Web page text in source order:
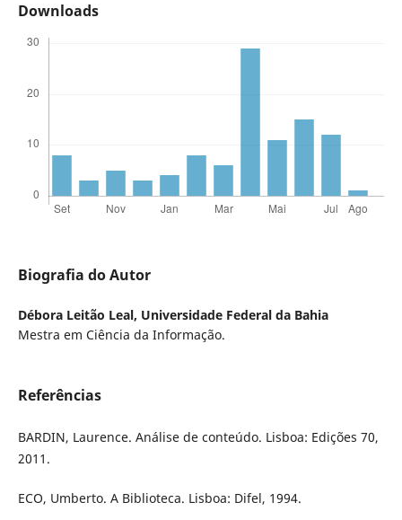
Downloads
Biografia do Autor
Débora Leitão Leal, Universidade Federal da Bahia
Mestra em Ciência da Informação.
Referências
BARDIN, Laurence. Análise de conteúdo. Lisboa: Edições 70,
2011.
ECO, Umberto. A Biblioteca. Lisboa: Difel, 1994.